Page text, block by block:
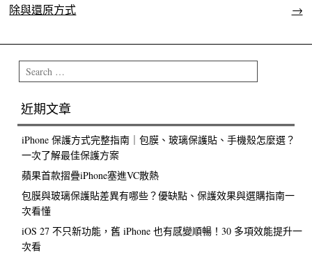
除與還原方式
→
Search
近期文章
iPhone 保護方式完整指南｜包膜、玻璃保護貼、手機殼怎麼選？
一次了解最佳保護方案
蘋果首款摺疊iPhone塞進VC散熱
包膜與玻璃保護貼差異有哪些？優缺點、保護效果與選購指南一
次看懂
iOS 27 不只新功能，舊 iPhone 也有感變順暢！30 多項效能提升一
次看